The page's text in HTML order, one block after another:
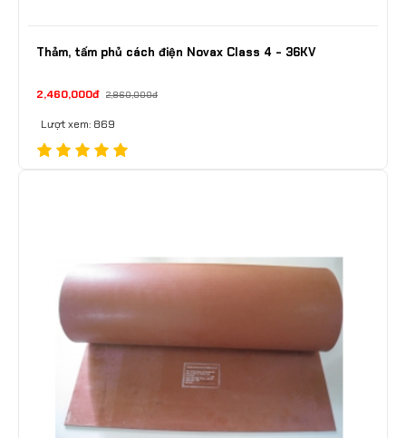
Thảm, tấm phủ cách điện Novax Class 4 - 36KV
2,460,000đ 2,860,000đ
Lượt xem: 869